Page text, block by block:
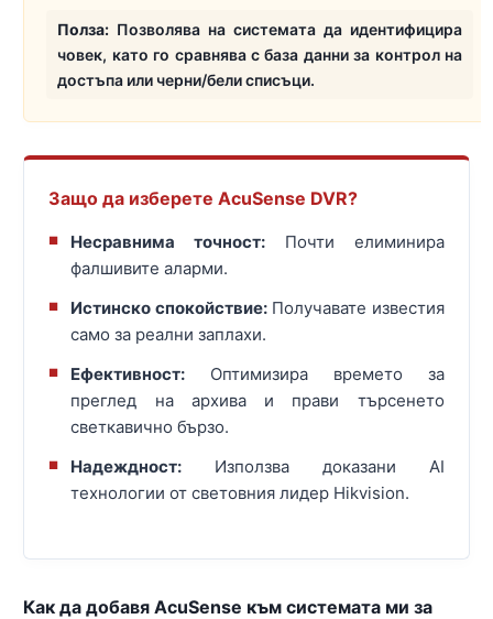
Полза: Позволява на системата да идентифицира
човек, като го сравнява с база данни за контрол на
достъпа или черни/бели списъци.
Защо да изберете AcuSense DVR?
Несравнима точност: Почти елиминира
фалшивите аларми.
Истинско спокойствие:Получавате известия
само за реални заплахи.
Ефективност: Оптимизира времето за
преглед на архива и прави търсенето
светкавично бързо.
Надеждност: Използва доказани AI
технологии от световния лидер Hikvision.
Как да добавя AcuSense към системата ми за